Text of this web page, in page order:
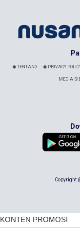
TENTANG PRIVACY
MEDIA
Copyright